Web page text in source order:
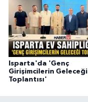
Isparta'da 'Genç
Girişimcilerin Geleceği
Toplantısı'